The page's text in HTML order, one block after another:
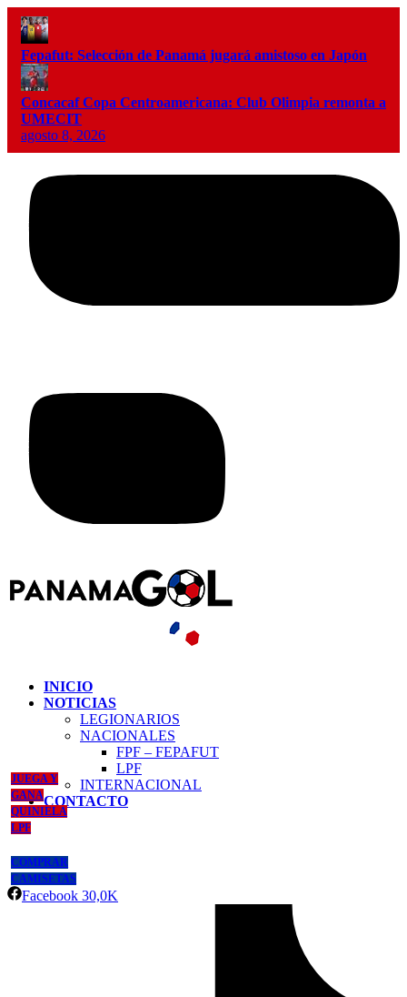
Fepafut: Selección de Panamá jugará amistoso en Japón
Concacaf Copa Centroamericana: Club Olimpia remonta a
UMECIT
agosto 8, 2026
INICIO
NOTICIAS
LEGIONARIOS
NACIONALES
FPF – FEPAFUT
LPF
INTERNACIONAL
CONTACTO
JUEGA Y
GANA
QUINIELA
LPF
COMPRAR
CAMISETAS
Facebook 30,0K